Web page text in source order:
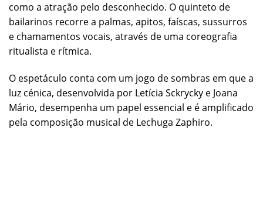
como a atração pelo desconhecido. O quinteto de
bailarinos recorre a palmas, apitos, faíscas, sussurros
e chamamentos vocais, através de uma coreografia
ritualista e rítmica.
O espetáculo conta com um jogo de sombras em que a
luz cénica, desenvolvida por Letícia Sckrycky e Joana
Mário, desempenha um papel essencial e é amplificado
pela composição musical de Lechuga Zaphiro.